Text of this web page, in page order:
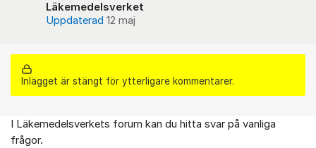
Läkemedelsverket
Uppdaterad 12 maj
Inlägget är stängt för ytterligare kommentarer.
Om forumet
I Läkemedelsverkets forum kan du hitta svar på vanliga
frågor.